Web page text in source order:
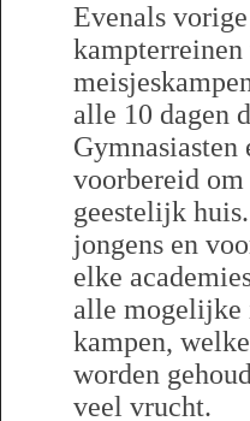
Evenals
alle 10 dagen
voorbereid om
geestelijk
jongens en
elke
alle mogelijke
kampen,
worden
veel vrucht.